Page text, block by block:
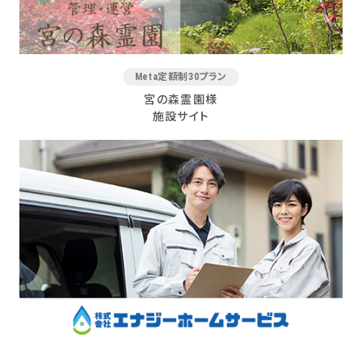
Meta定額制30プラン
宮の森霊園様
施設サイト